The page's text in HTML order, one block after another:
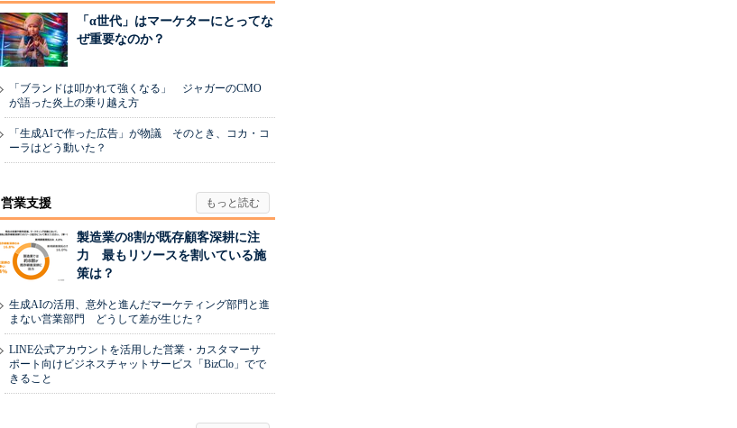
「α世代」はマーケターにとってな
ぜ重要なのか？
「ブランドは叩かれて強くなる」 ジャガーのCMO
が語った炎上の乗り越え方
「生成AIで作った広告」が物議 そのとき、コカ・コ
ーラはどう動いた？
営業支援
製造業の8割が既存顧客深耕に注
力 最もリソースを割いている施
策は？
生成AIの活用、意外と進んだマーケティング部門と進
まない営業部門 どうして差が生じた？
LINE公式アカウントを活用した営業・カスタマーサ
ポート向けビジネスチャットサービス「BizClo」でで
きること